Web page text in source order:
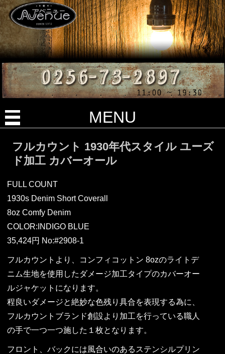
MENU
フルカウント 1930年代スタイル ユーズ
ド加工 カバーオール
FULL COUNT
1930s Denim Short Coverall
8oz Comfy Denim
COLOR:INDIGO BLUE
35,424円 No:#2908-1
フルカウントより、コンフィコットン 8ozのライトデ
ニム生地を使用したダメージ加工タイプのカバーオー
ルジャケットになります。
程良いダメージと絶妙な色残り具合を表現する為に、
フルカウントブランド創設より加工を行っている職人
の手で一つ一つ施した１枚となります。
フロント、バックには風合いのあるステンシルプリン